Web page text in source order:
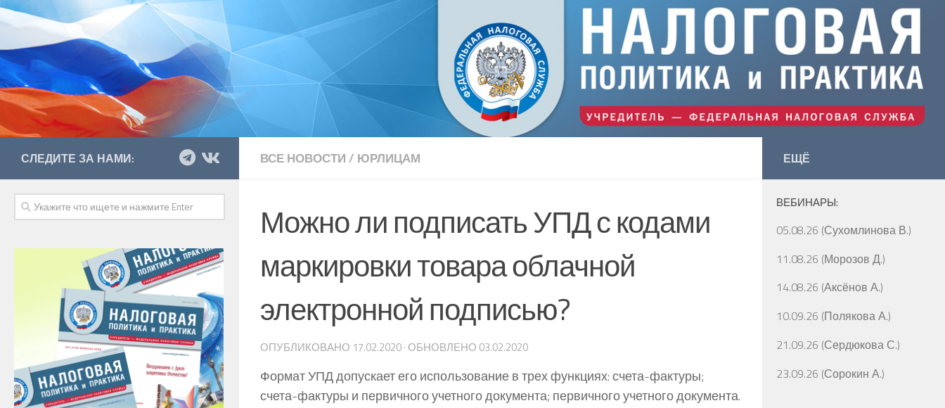
ВСЕ НОВОСТИ/ ЮРЛИЦАМ
Можно ли подписать УПД с кодами
маркировки товара облачной
электронной подписью?
ОПУБЛИКОВАНО 17.02.2020· ОБНОВЛЕНО 03.02.2020
Формат УПД допускает его использование в трех функциях: счета-фактуры;
счета-фактуры и первичного учетного документа; первичного учетного документа.
СЛЕДИТЕ ЗА НАМИ: ЕЩЁ
ВЕБИНАРЫ:
05.08.26 (Сухомлинова В.)
11.08.26 (Морозов Д.)
14.08.26 (Аксёнов А.)
10.09.26 (Полякова А.)
21.09.26 (Сердюкова С.)
23.09.26 (Сорокин А.)